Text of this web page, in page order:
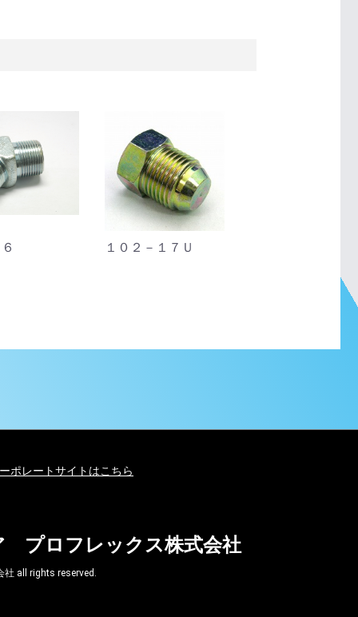
１０２－１７Ｕ
ポレートサイトはこちら
プロフレックス株式会社
社 all rights reserved.